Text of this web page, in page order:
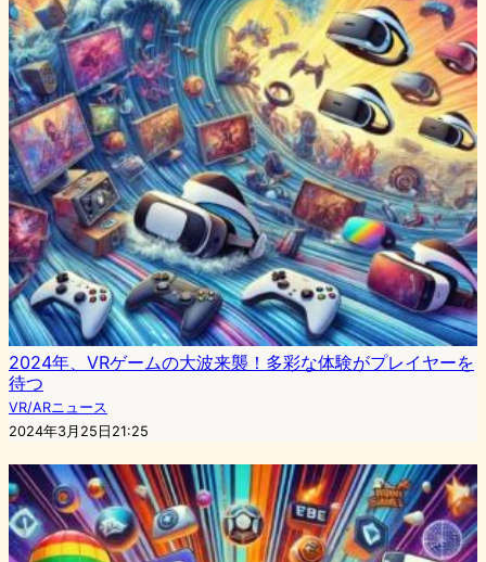
2024年、VRゲームの大波来襲！多彩な体験がプレイヤーを
待つ
VR/ARニュース
2024年3月25日21:25